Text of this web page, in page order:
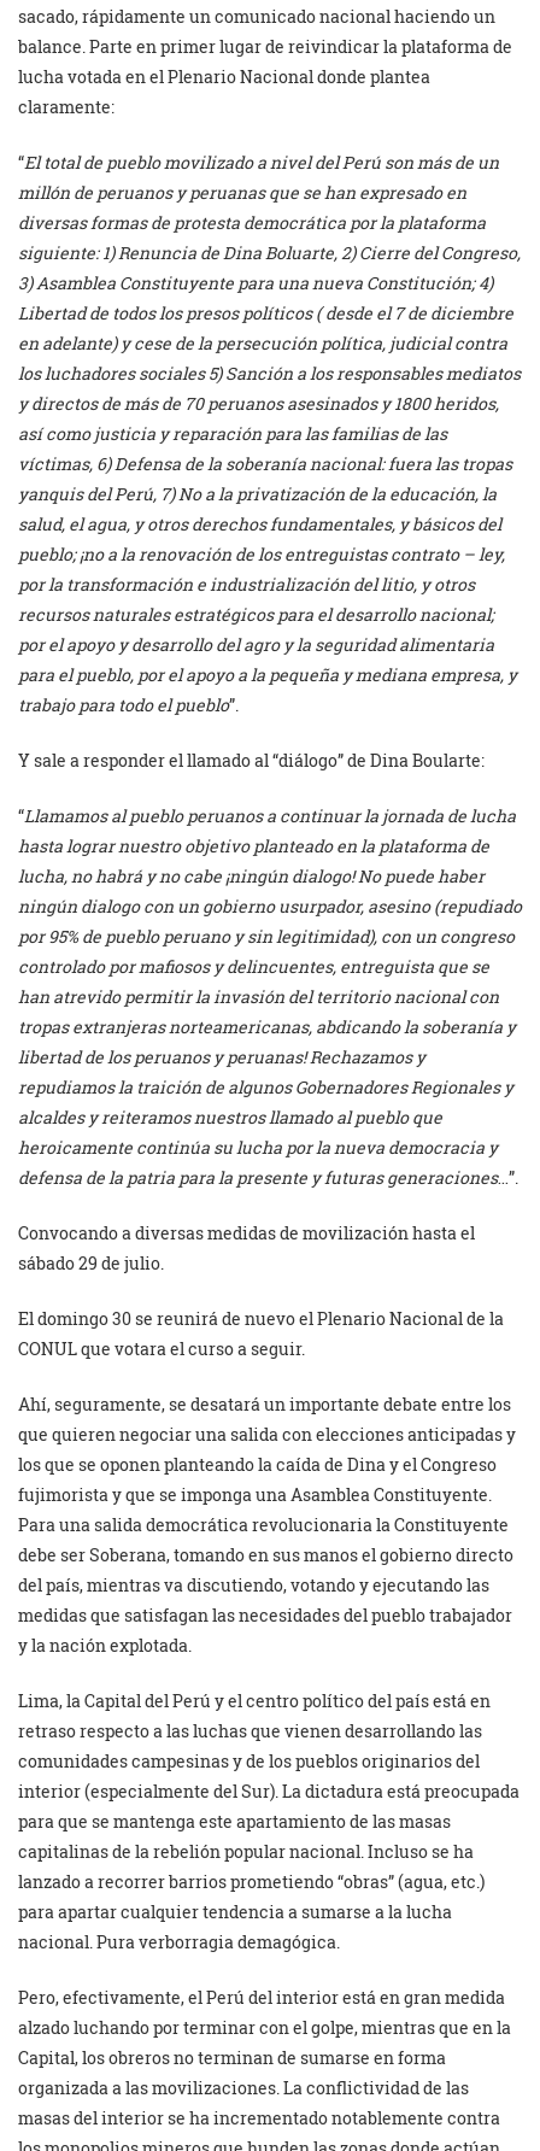
sacado, rápidamente un comunicado nacional haciendo un
balance. Parte en primer lugar de reivindicar la plataforma de
lucha votada en el Plenario Nacional donde plantea
claramente:
“El total de pueblo movilizado a nivel del Perú son más de un
millón de peruanos y peruanas que se han expresado en
diversas formas de protesta democrática por la plataforma
siguiente: 1) Renuncia de Dina Boluarte, 2) Cierre del Congreso,
3) Asamblea Constituyente para una nueva Constitución; 4)
Libertad de todos los presos políticos ( desde el 7 de diciembre
en adelante) y cese de la persecución política, judicial contra
los luchadores sociales 5) Sanción a los responsables mediatos
y directos de más de 70 peruanos asesinados y 1800 heridos,
así como justicia y reparación para las familias de las
víctimas, 6) Defensa de la soberanía nacional: fuera las tropas
yanquis del Perú, 7) No a la privatización de la educación, la
salud, el agua, y otros derechos fundamentales, y básicos del
pueblo; ¡no a la renovación de los entreguistas contrato – ley,
por la transformación e industrialización del litio, y otros
recursos naturales estratégicos para el desarrollo nacional;
por el apoyo y desarrollo del agro y la seguridad alimentaria
para el pueblo, por el apoyo a la pequeña y mediana empresa, y
trabajo para todo el pueblo”.
Y sale a responder el llamado al “diálogo” de Dina Boularte:
“Llamamos al pueblo peruanos a continuar la jornada de lucha
hasta lograr nuestro objetivo planteado en la plataforma de
lucha, no habrá y no cabe ¡ningún dialogo! No puede haber
ningún dialogo con un gobierno usurpador, asesino (repudiado
por 95% de pueblo peruano y sin legitimidad), con un congreso
controlado por mafiosos y delincuentes, entreguista que se
han atrevido permitir la invasión del territorio nacional con
tropas extranjeras norteamericanas, abdicando la soberanía y
libertad de los peruanos y peruanas! Rechazamos y
repudiamos la traición de algunos Gobernadores Regionales y
alcaldes y reiteramos nuestros llamado al pueblo que
heroicamente continúa su lucha por la nueva democracia y
defensa de la patria para la presente y futuras generaciones…”.
Convocando a diversas medidas de movilización hasta el
sábado 29 de julio.
El domingo 30 se reunirá de nuevo el Plenario Nacional de la
CONUL que votara el curso a seguir.
Ahí, seguramente, se desatará un importante debate entre los
que quieren negociar una salida con elecciones anticipadas y
los que se oponen planteando la caída de Dina y el Congreso
fujimorista y que se imponga una Asamblea Constituyente.
Para una salida democrática revolucionaria la Constituyente
debe ser Soberana, tomando en sus manos el gobierno directo
del país, mientras va discutiendo, votando y ejecutando las
medidas que satisfagan las necesidades del pueblo trabajador
y la nación explotada.
Lima, la Capital del Perú y el centro político del país está en
retraso respecto a las luchas que vienen desarrollando las
comunidades campesinas y de los pueblos originarios del
interior (especialmente del Sur). La dictadura está preocupada
para que se mantenga este apartamiento de las masas
capitalinas de la rebelión popular nacional. Incluso se ha
lanzado a recorrer barrios prometiendo “obras” (agua, etc.)
para apartar cualquier tendencia a sumarse a la lucha
nacional. Pura verborragia demagógica.
Pero, efectivamente, el Perú del interior está en gran medida
alzado luchando por terminar con el golpe, mientras que en la
Capital, los obreros no terminan de sumarse en forma
organizada a las movilizaciones. La conflictividad de las
masas del interior se ha incrementado notablemente contra